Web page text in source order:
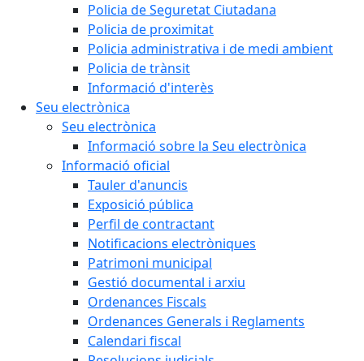
Policia de Seguretat Ciutadana
Policia de proximitat
Policia administrativa i de medi ambient
Policia de trànsit
Informació d'interès
Seu electrònica
Seu electrònica
Informació sobre la Seu electrònica
Informació oficial
Tauler d'anuncis
Exposició pública
Perfil de contractant
Notificacions electròniques
Patrimoni municipal
Gestió documental i arxiu
Ordenances Fiscals
Ordenances Generals i Reglaments
Calendari fiscal